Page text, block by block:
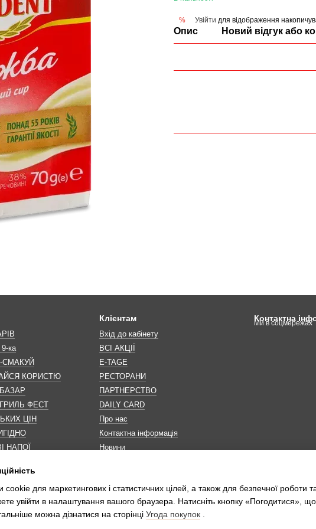
% Увійти для відображення
Опис Новий відгук або
ка
СМАКУЙ
КОРИСТЮ
ФЕСТ
ЦІН
НАПОЇ
Клієнтам
Вхід до кабінету
ВСІ АКЦІЇ
E-TAGE
РЕСТОРАНИ
ПАРТНЕРСТВО
DAILY CARD
Про нас
Контактна інформація
Новини
Контактна
Ми в соцмережах
для маркетингових і статистичних цілей, а також для безпечної роботи
увійти в налаштування вашого браузера. Натисніть кнопку «Погодитися»,
можна дізнатися на сторінці Угода покупок